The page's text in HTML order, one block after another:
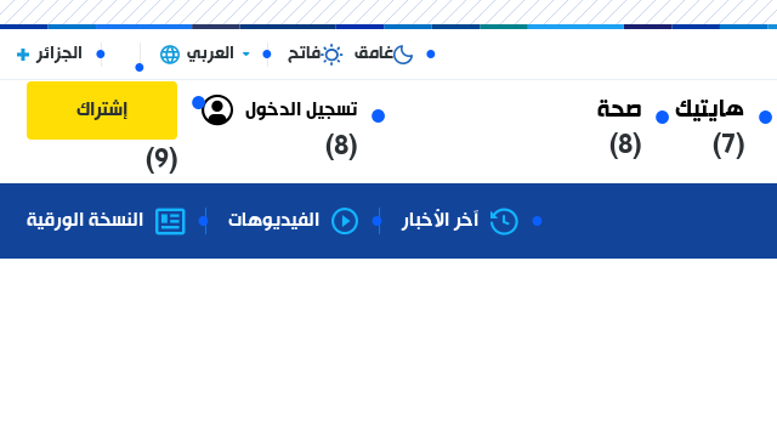
هايتيك
(7)
صحة
(8)
تسجيل الدخول
(8)
إشتراك
(9)
غامق فاتح العربي الجزائر
آخر الأخبار الفيديوهات النسخة الورقية